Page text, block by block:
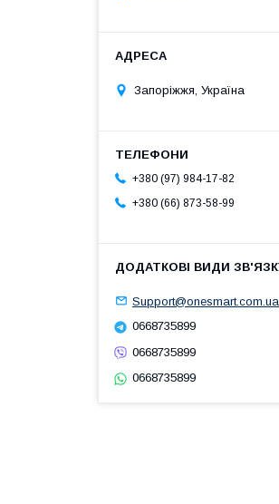
Запоріжжя, Україна
+380 (97) 984-17-82
+380 (66) 873-58-99
Support@onesmart.com.ua
0668735899
0668735899
0668735899